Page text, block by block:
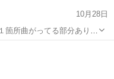
10月28日
所曲がってる部分ありで
！ 返品など不可で宜しく